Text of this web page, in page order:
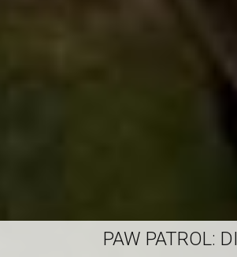
PAW PATROL: